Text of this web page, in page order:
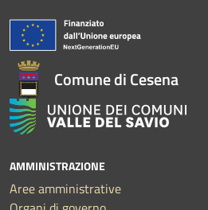
Comune di Cesena
AMMINISTRAZIONE
Aree amministrative